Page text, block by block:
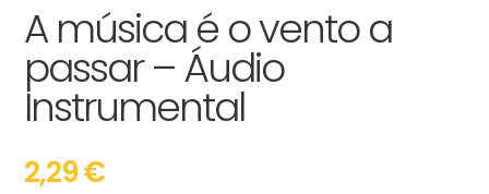
A música é o vento a
passar – Áudio
Instrumental
2,29€